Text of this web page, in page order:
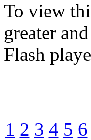
To view
greater
Flash
1 2 3 4 5 6